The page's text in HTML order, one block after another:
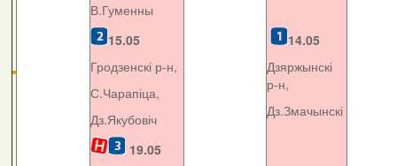
В.Гуменны
15.05
Гродзенскі р-н,
С.Чарапіца,
Дз.Якубовіч
19.05
14.05
Дзяржынскі
р-н,
Дз.Змачынскі